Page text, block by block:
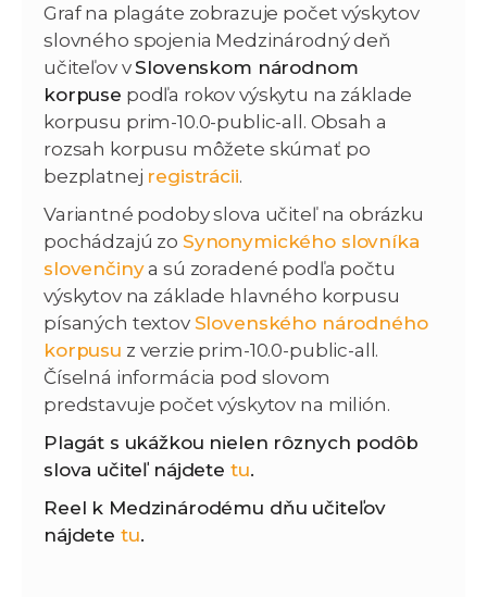
Graf na plagáte zobrazuje počet výskytov
slovného spojenia Medzinárodný deň
učiteľov vSlovenskom národnom
korpuse podľa rokov výskytu na základe
korpusu prim-10.0-public-all. Obsah a
rozsah korpusu môžete skúmať po
bezplatnej registrácii.
Variantné podoby slova učiteľ na obrázku
pochádzajú zo Synonymického slovníka
slovenčinya sú zoradené podľa počtu
výskytov na základe hlavného korpusu
písaných textov Slovenského národného
korpusu z verzie prim-10.0-public-all.
Číselná informácia pod slovom
predstavuje počet výskytov na milión.
Plagát s ukážkou nielen rôznych podôb
slova učiteľ nájdete tu.
Reel k Medzinárodému dňu učiteľov
nájdete tu.